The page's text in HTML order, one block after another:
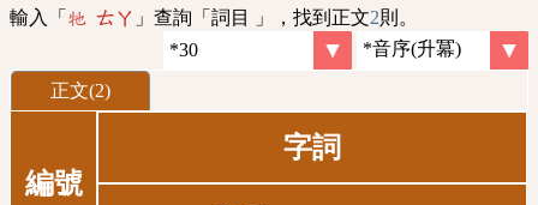
輸入「 牠 ㄊㄚ 」查詢「詞目 」，找到正文2則。
正文(2)
編號
字詞